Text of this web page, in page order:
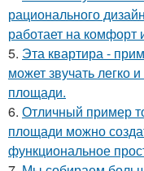
рационального
работает на комфорт
5. Эта квартира -
может звучать легко
площади.
6. Отличный пример
площади можно
функциональное